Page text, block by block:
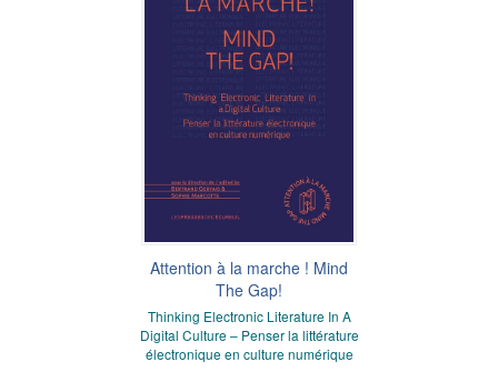
Attention à la marche ! Mind
The Gap!
Thinking Electronic Literature In A
Digital Culture – Penser la littérature
électronique en culture numérique